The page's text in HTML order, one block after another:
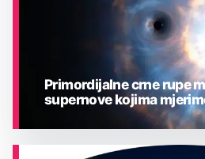
Primordijalne crne rupe
supernove kojima